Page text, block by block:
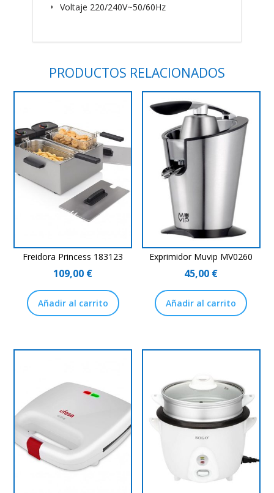
Voltaje 220/240V~50/60Hz
PRODUCTOS RELACIONADOS
Freidora Princess 183123
109,00 €
Añadir al carrito
Exprimidor Muvip MV0260
45,00 €
Añadir al carrito